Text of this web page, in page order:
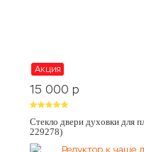
Акция
15 000 p
Стекло двери духовки для
229278)